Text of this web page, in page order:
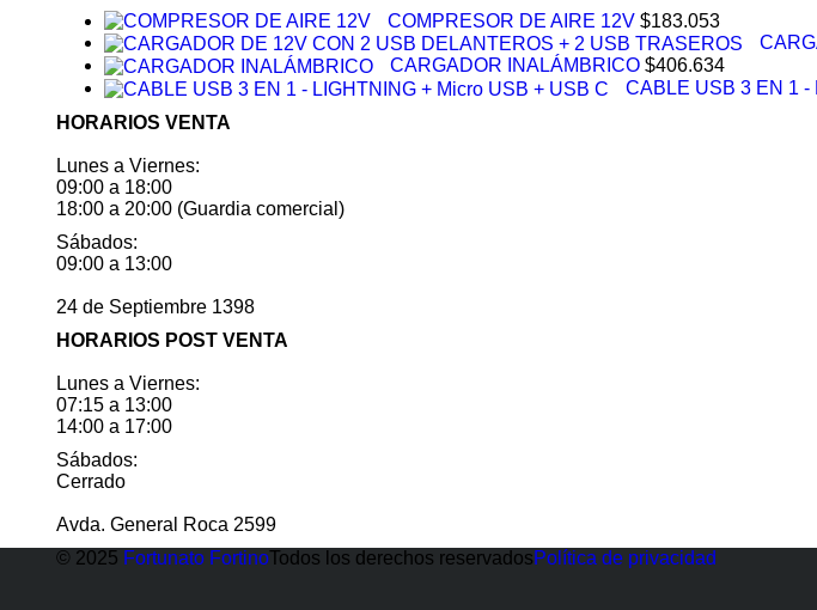
COMPRESOR DE AIRE 12V $183.053
CARGADOR INALÁMBRICO $406.634
CABLE USB 3 EN 1 -
HORARIOS VENTA
Lunes a Viernes:
09:00 a 18:00
18:00 a 20:00 (Guardia comercial)
Sábados:
09:00 a 13:00
24 de Septiembre 1398
HORARIOS POST VENTA
Lunes a Viernes:
07:15 a 13:00
14:00 a 17:00
Sábados:
Cerrado
Avda. General Roca 2599
© 2025 Fortunato FortinoTodos los derechos reservadosPolítica de privacidad